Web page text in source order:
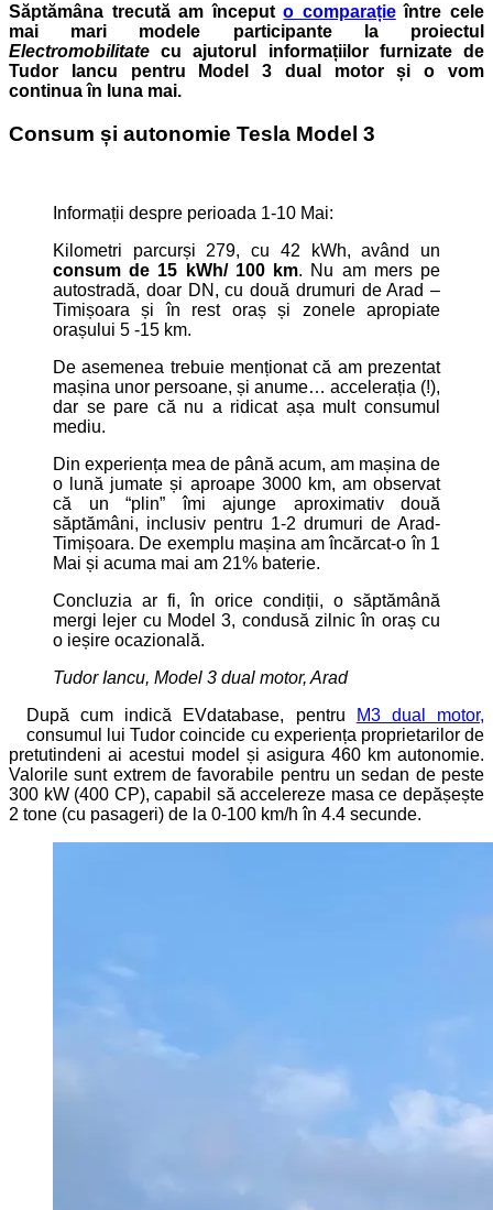
Săptămâna trecută am începuto comparațieîntre cele
mai mari modele participante la proiectul
Electromobilitate cu ajutorul informațiilor furnizate de
Tudor Iancu pentru Model 3 dual motor și o vom
continua în luna mai.
Consum și autonomie Tesla Model 3
Informații despre perioada 1-10 Mai:
Kilometri parcurși 279, cu 42 kWh, având un
consum de 15 kWh/ 100 km. Nu am mers pe
autostradă, doar DN, cu două drumuri de Arad –
Timișoara și în rest oraș și zonele apropiate
orașului 5 -15 km.
De asemenea trebuie menționat că am prezentat
mașina unor persoane, și anume… accelerația (!),
dar se pare că nu a ridicat așa mult consumul
mediu.
Din experiența mea de până acum, am mașina de
o lună jumate și aproape 3000 km, am observat
că un “plin” îmi ajunge aproximativ două
săptămâni, inclusiv pentru 1-2 drumuri de Arad-
Timișoara. De exemplu mașina am încărcat-o în 1
Mai și acuma mai am 21% baterie.
Concluzia ar fi, în orice condiții, o săptămână
mergi lejer cu Model 3, condusă zilnic în oraș cu
o ieșire ocazională.
Tudor Iancu, Model 3 dual motor, Arad
După cum indică EVdatabase, pentru
M3 dual motor,
consumul lui Tudor coincide cu experiența proprietarilor de
pretutindeni ai acestui model și asigura 460 km autonomie.
Valorile sunt extrem de favorabile pentru un sedan de peste
300 kW (400 CP), capabil să accelereze masa ce depășește
2 tone (cu pasageri) de la 0-100 km/h în 4.4 secunde.